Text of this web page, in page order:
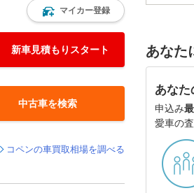
マイカー登録
新車見積もりスタート
中古車を検索
コペンの車買取相場を調べる
あなた
あなた
申込み
愛車の